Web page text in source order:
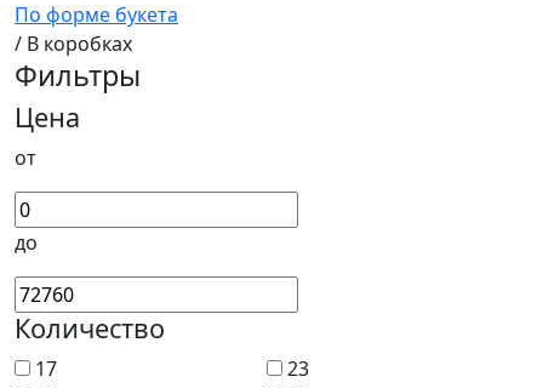
По форме букета
/ В коробках
Фильтры
Цена
от
до
Количество
17
23